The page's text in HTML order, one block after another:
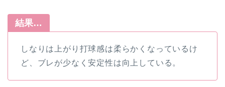
結果…
しなりは上がり打球感は柔らかくなっているけ
ど、ブレが少なく安定性は向上している。